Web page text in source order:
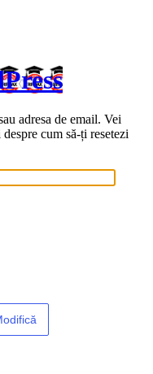
adresa de email. Vei
cum să-ți resetezi